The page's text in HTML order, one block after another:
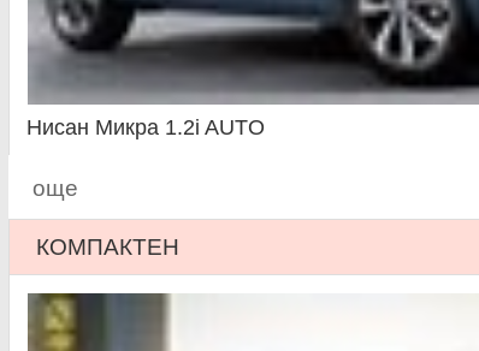
Нисан Микра 1.2i AUTO
още
КОМПАКТЕН